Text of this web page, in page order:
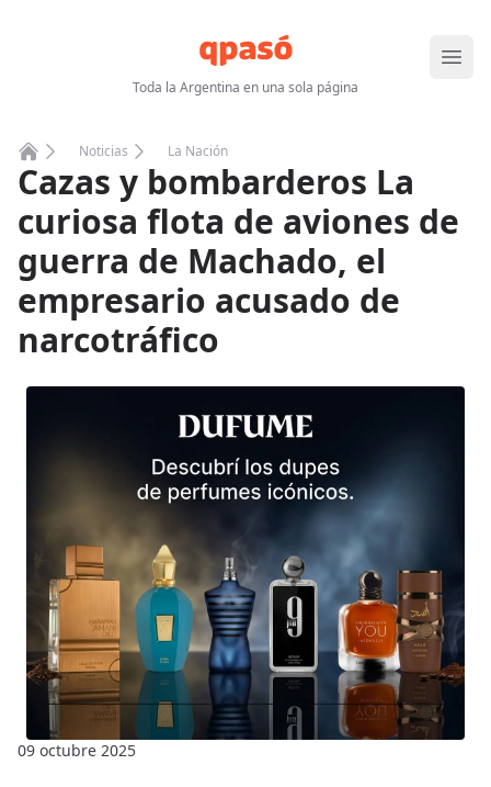
Toda la Argentina en una sola página
Abrir
Home
Noticias La Nación
Cazas y bombarderos La
curiosa flota de aviones de
guerra de Machado, el
empresario acusado de
narcotráfico
09 octubre 2025